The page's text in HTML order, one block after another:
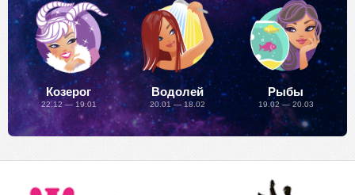
Козерог
22.12 — 19.01
Водолей
20.01 — 18.02
Рыбы
19.02 — 20.03